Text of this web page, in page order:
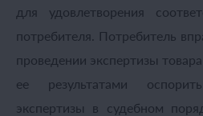
для удовлетворения
потребителя. Потребитель
проведении экспертизы
ее результатами
экспертизы в судебном